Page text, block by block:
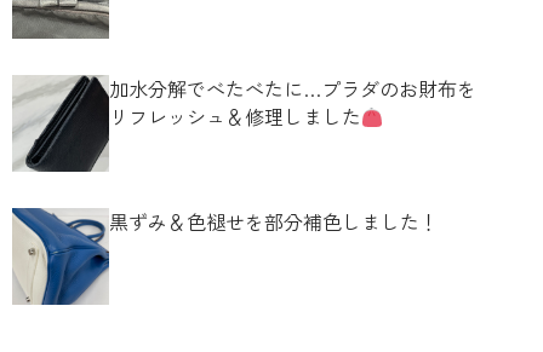
加水分解でべたべたに…プラダのお財布を
リフレッシュ＆修理しました
黒ずみ＆色褪せを部分補色しました！